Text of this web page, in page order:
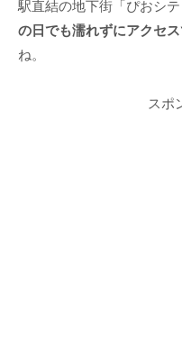
駅直結の地下街「ぴおシ
の日でも濡れずにアクセ
ね。
スポ